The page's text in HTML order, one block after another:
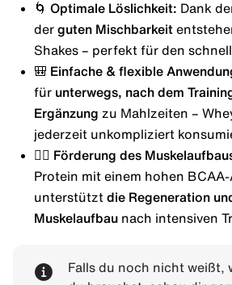
🌀 Optimale Löslichkeit: Dank
der guten Mischbarkeit
Shakes – perfekt für den
🎒 Einfache & flexible
für unterwegs, nach dem
Ergänzung zu Mahlzeiten –
jederzeit unkompliziert
🏋️‍♂️ Förderung des
Protein mit einem hohen
unterstützt die Regeneration
Muskelaufbaunach intensiven
Falls du noch nicht weißt,